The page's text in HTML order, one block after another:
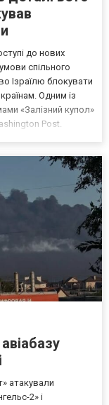
до нових
спільного
Ізраїлю блокувати
Одним із
«Залізний купол»
Post.
атакували
2» і